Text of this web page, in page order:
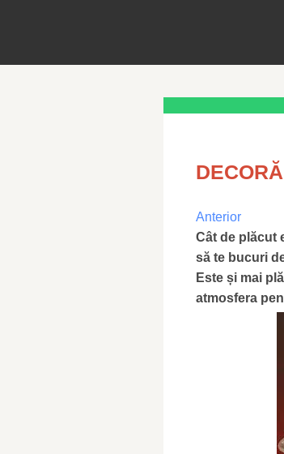
Anterior
Cât de plăcut
să te bucuri
Este și mai
atmosfera